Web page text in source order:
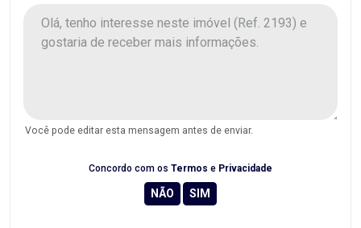
Você pode editar esta mensagem antes de enviar.
Concordo com os Termos e Privacidade